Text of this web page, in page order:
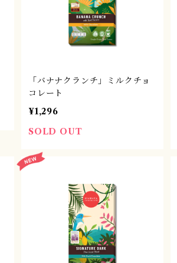
「バナナクランチ」ミルクチョ
コレート
¥1,296
SOLD OUT